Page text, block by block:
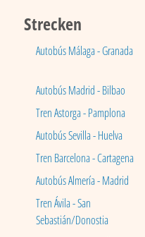
Strecken
Autobús Málaga - Granada
Autobús Madrid - Bilbao
Tren Astorga - Pamplona
Autobús Sevilla - Huelva
Tren Barcelona - Cartagena
Autobús Almería - Madrid
Tren Ávila - San
Sebastián/Donostia